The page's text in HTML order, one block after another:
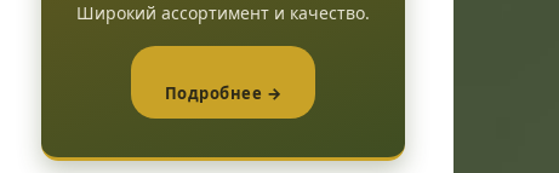
Широкий ассортимент и качество.
Подробнее →